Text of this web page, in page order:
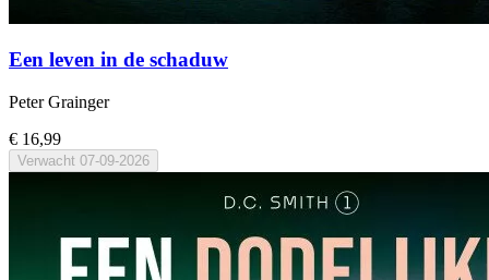
Een leven in de schaduw
Peter Grainger
€ 16,99
Verwacht 07-09-2026